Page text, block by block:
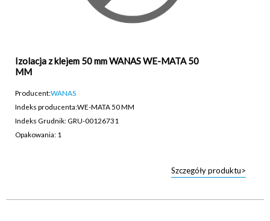
Izolacja z klejem 50 mm WANAS WE-MATA 50
MM
Producent:WANAS
Indeks producenta:WE-MATA 50 MM
Indeks Grudnik: GRU-00126731
Opakowania: 1
Szczegóły produktu>